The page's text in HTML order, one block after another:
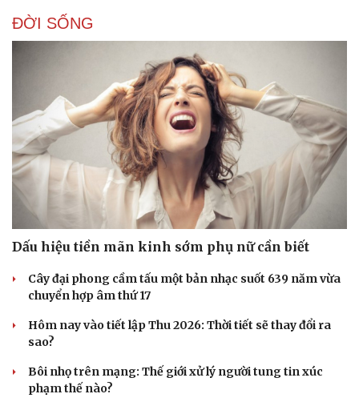
ĐỜI SỐNG
Dấu hiệu tiền mãn kinh sớm phụ nữ cần biết
Cây đại phong cầm tấu một bản nhạc suốt 639 năm vừa
chuyển hợp âm thứ 17
Hôm nay vào tiết lập Thu 2026: Thời tiết sẽ thay đổi ra
sao?
Bôi nhọ trên mạng: Thế giới xử lý người tung tin xúc
phạm thế nào?